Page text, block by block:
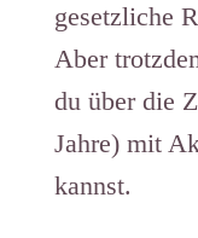
gesetzliche
Aber
du über die
Jahre) mit
kannst.